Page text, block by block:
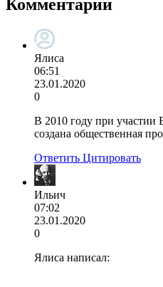
Комментарии
Ялиса
06:51
23.01.2020
0
В 2010 году при участии
создана общественная
Ответить Цитировать
Ильич
07:02
23.01.2020
0
Ялиса написал: